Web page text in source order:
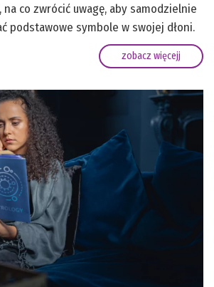
co zwrócić uwagę, aby samodzielnie
podstawowe symbole w swojej dłoni.
zobacz więcejj